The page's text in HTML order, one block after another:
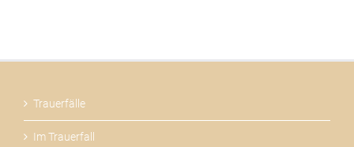
Trauerfälle
Im Trauerfall